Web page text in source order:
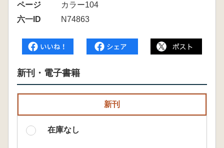
ページ
カラー104
六一ID
N74863
新刊・電子書籍
新刊
在庫なし